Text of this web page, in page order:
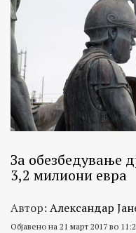
За обезбедување
3,2 милиони евра
Автор: Александар
Објавено на 21 март 2017 во